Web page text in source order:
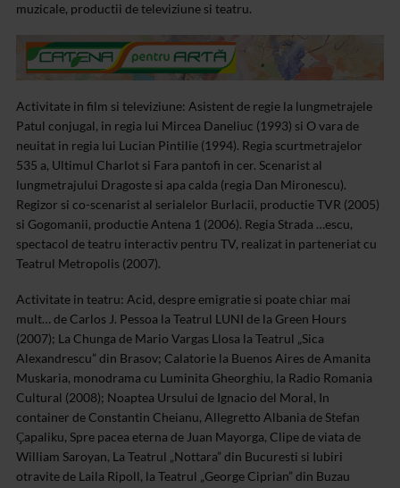
muzicale, productii de televiziune si teatru.
Activitate in film si televiziune: Asistent de regie la lungmetrajele
Patul conjugal, in regia lui Mircea Daneliuc (1993) si O vara de
neuitat in regia lui Lucian Pintilie (1994). Regia scurtmetrajelor
535 a, Ultimul Charlot si Fara pantofi in cer. Scenarist al
lungmetrajului Dragoste si apa calda (regia Dan Mironescu).
Regizor si co-scenarist al serialelor Burlacii, productie TVR (2005)
si Gogomanii, productie Antena 1 (2006). Regia Strada …escu,
spectacol de teatru interactiv pentru TV, realizat in parteneriat cu
Teatrul Metropolis (2007).
Activitate in teatru: Acid, despre emigratie si poate chiar mai
mult… de Carlos J. Pessoa la Teatrul LUNI de la Green Hours
(2007); La Chunga de Mario Vargas Llosa la Teatrul „Sica
Alexandrescu” din Brasov; Calatorie la Buenos Aires de Amanita
Muskaria, monodrama cu Luminita Gheorghiu, la Radio Romania
Cultural (2008); Noaptea Ursului de Ignacio del Moral, In
container de Constantin Cheianu, Allegretto Albania de Stefan
Ҫapaliku, Spre pacea eterna de Juan Mayorga, Clipe de viata de
William Saroyan, La Teatrul „Nottara” din Bucuresti si Iubiri
otravite de Laila Ripoll, la Teatrul „George Ciprian” din Buzau